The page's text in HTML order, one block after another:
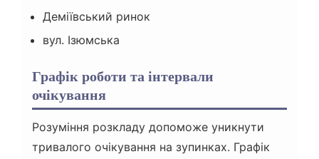
Деміївський ринок
вул. Ізюмська
Графік роботи та інтервали
очікування
Розуміння розкладу допоможе уникнути
тривалого очікування на зупинках. Графік